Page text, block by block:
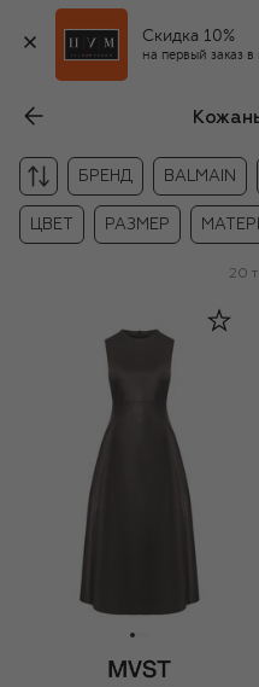
Скидка 10%
на первый заказ
БРЕНД BALMAIN
ЦВЕТ РАЗМЕР
20